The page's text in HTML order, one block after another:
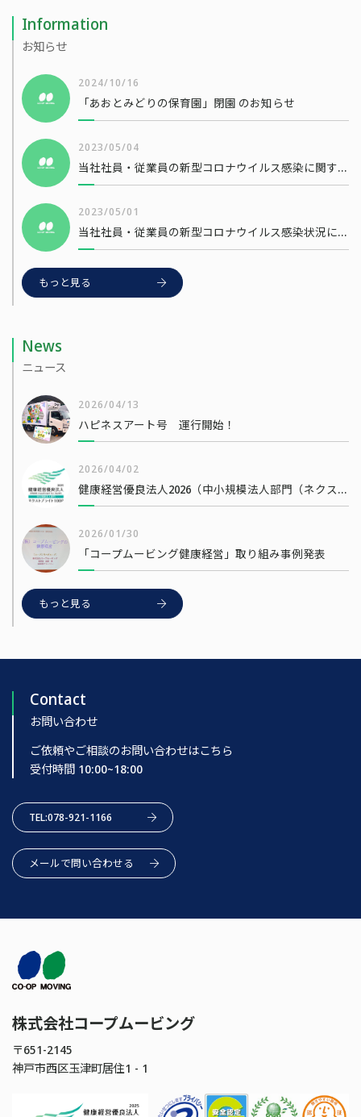
Information
お知らせ
2024/10/16
「あおとみどりの保育園」閉園 のお知らせ
2023/05/04
当社社員・従業員の新型コロナウイルス感染に関するお知らせ
2023/05/01
当社社員・従業員の新型コロナウイルス感染状況について
もっと見る
News
ニュース
2026/04/13
ハピネスアート号 運行開始！
2026/04/02
健康経営優良法人2026（中小規模法人部門（ネクストブライト1000））
2026/01/30
「コープムービング健康経営」取り組み事例発表
もっと見る
Contact
お問い合わせ
ご依頼やご相談のお問い合わせはこちら
受付時間 10:00~18:00
TEL:078-921-1166
メールで問い合わせる
株式会社コープムービング
〒651-2145
神戸市西区玉津町居住1 - 1